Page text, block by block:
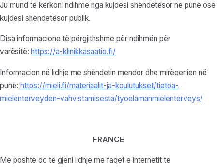
Ju mund të kërkoni ndihmë nga kujdesi shëndetësor në punë ose
kujdesi shëndetësor publik.
Disa informacione të përgjithshme për ndihmën për
varësitë: https://a-klinikkasaatio.fi/
Informacion në lidhje me shëndetin mendor dhe mirëqenien në
punë: https://mieli.fi/materiaalit-ja-koulutukset/tietoa-
mielenterveyden-vahvistamisesta/tyoelamanmielenterveys/
FRANCE
Më poshtë do të gjeni lidhje me faqet e internetit të